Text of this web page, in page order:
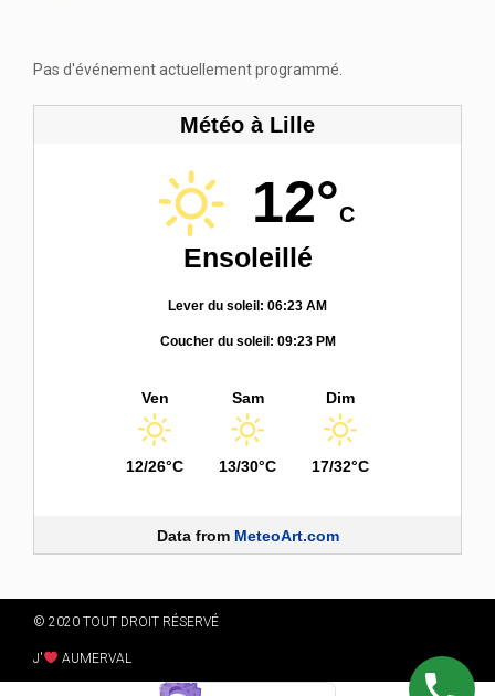
Pas d'événement actuellement programmé.
Météo à Lille
12°C
Ensoleillé
Lever du soleil: 06:23 AM
Coucher du soleil: 09:23 PM
Ven
12/26°C
Sam
13/30°C
Dim
17/32°C
Data from MeteoArt.com
© 2020 TOUT DROIT RÉSERVÉ
J' AUMERVAL